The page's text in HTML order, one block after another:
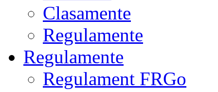
Clasamente
Regulamente
Regulamente
Regulament FRGo